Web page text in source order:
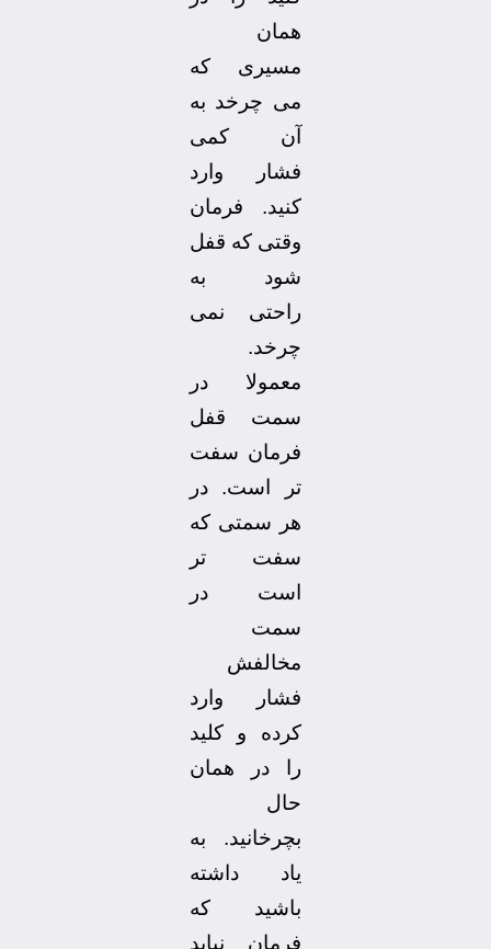
همان
مسیری که
می چرخد به
آن کمی
فشار وارد
کنید. فرمان
وقتی که قفل
شود به
راحتی نمی
چرخد.
معمولا در
سمت قفل
فرمان سفت
تر است. در
هر سمتی که
سفت تر
است در
سمت
مخالفش
فشار وارد
کرده و کلید
را در همان
حال
بچرخانید. به
یاد داشته
باشید که
فرمان نباید